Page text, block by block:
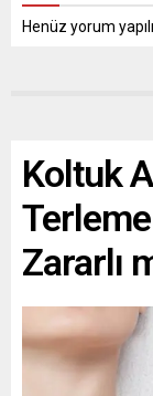
Henüz yorum
Koltuk
Zararlı